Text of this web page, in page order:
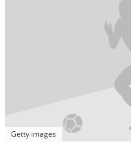
Getty images